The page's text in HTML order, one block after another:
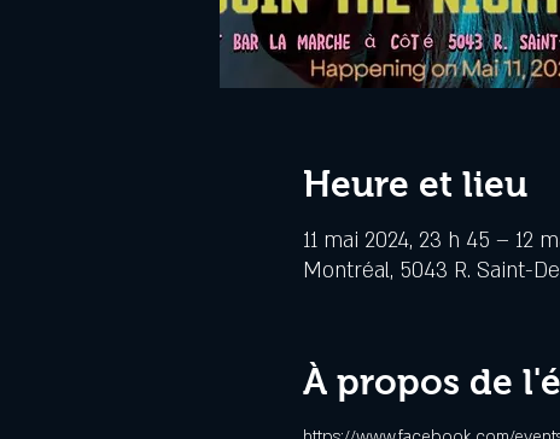
Heure et lieu
11 mai 2024, 23 h 45 – 12
Montréal, 5043 R. Saint-
À propos de